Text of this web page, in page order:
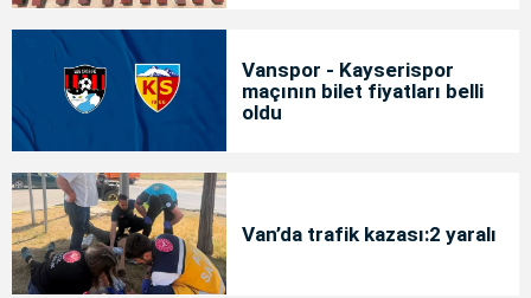
Vanspor - Kayserispor
maçının bilet fiyatları belli
oldu
Van’da trafik kazası:2 yaralı